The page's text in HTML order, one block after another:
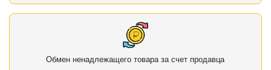
Обмен ненадлежащего товара за счет продавца